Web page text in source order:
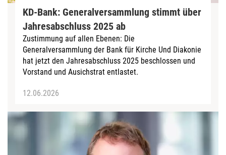
KD-Bank: Generalversammlung stimmt über
Jahresabschluss 2025 ab
Zustimmung auf allen Ebenen: Die
Generalversammlung der Bank für Kirche Und Diakonie
hat jetzt den Jahresabschluss 2025 beschlossen und
Vorstand und Ausichstrat entlastet.
12.06.2026